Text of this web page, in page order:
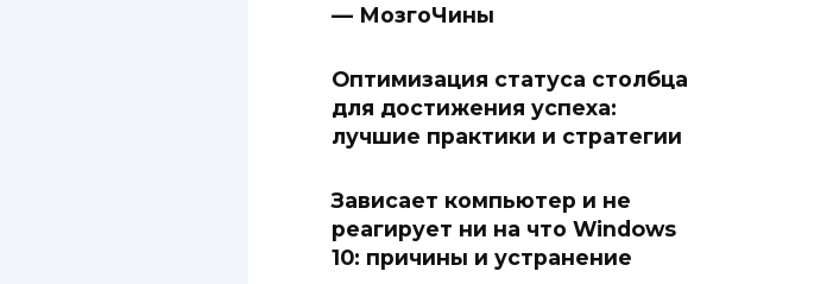
— МозгоЧины
Оптимизация статуса столбца
для достижения успеха:
лучшие практики и стратегии
Зависает компьютер и не
реагирует ни на что Windows
10: причины и устранение